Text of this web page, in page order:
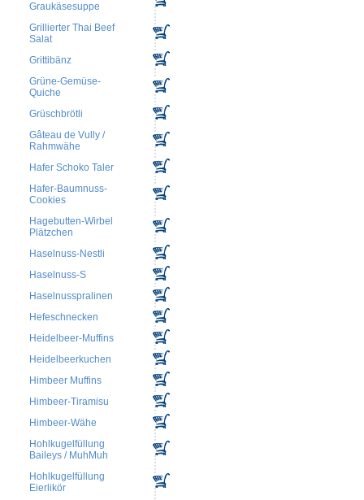
Graukäsesuppe
Grillierter Thai Beef
Salat
Grittibänz
Grüne-Gemüse-
Quiche
Grüschbrötli
Gâteau de Vully /
Rahmwähe
Hafer Schoko Taler
Hafer-Baumnuss-
Cookies
Hagebutten-Wirbel
Plätzchen
Haselnuss-Nestli
Haselnuss-S
Haselnusspralinen
Hefeschnecken
Heidelbeer-Muffins
Heidelbeerkuchen
Himbeer Muffins
Himbeer-Tiramisu
Himbeer-Wähe
Hohlkugelfüllung
Baileys / MuhMuh
Hohlkugelfüllung
Eierlikör